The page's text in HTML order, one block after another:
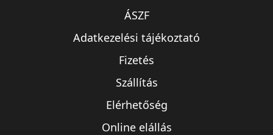
ÁSZF
Adatkezelési tájékoztató
Fizetés
Szállítás
Elérhetőség
Online elállás